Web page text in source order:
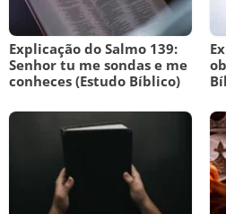
Explicação do Salmo 139:
Senhor tu me sondas e me
conheces (Estudo Bíblico)